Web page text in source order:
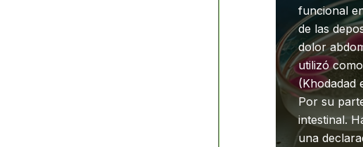
funcional
de las
dolor
utilizó
(Khodadad
Por su
intestinal.
una